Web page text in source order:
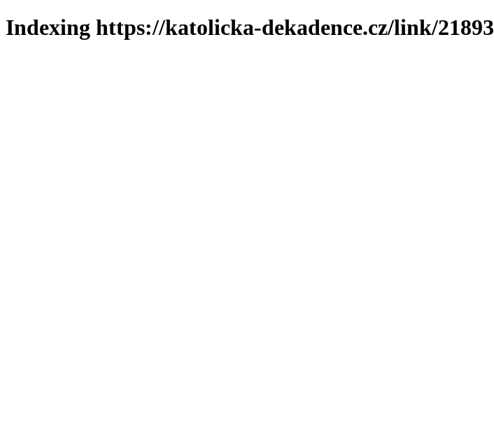
Indexing https://katolicka-dekadence.cz/link/21893